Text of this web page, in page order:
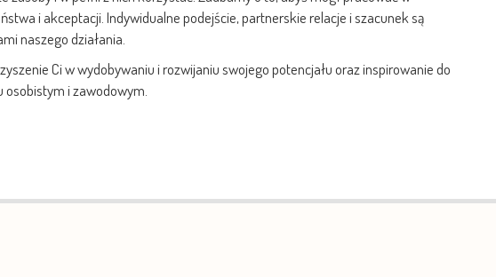
i akceptacji. Indywidualne podejście, partnerskie relacje i szacunek są
naszego działania.
Ci w wydobywaniu i rozwijaniu swojego potencjału oraz inspirowanie do
osobistym i zawodowym.